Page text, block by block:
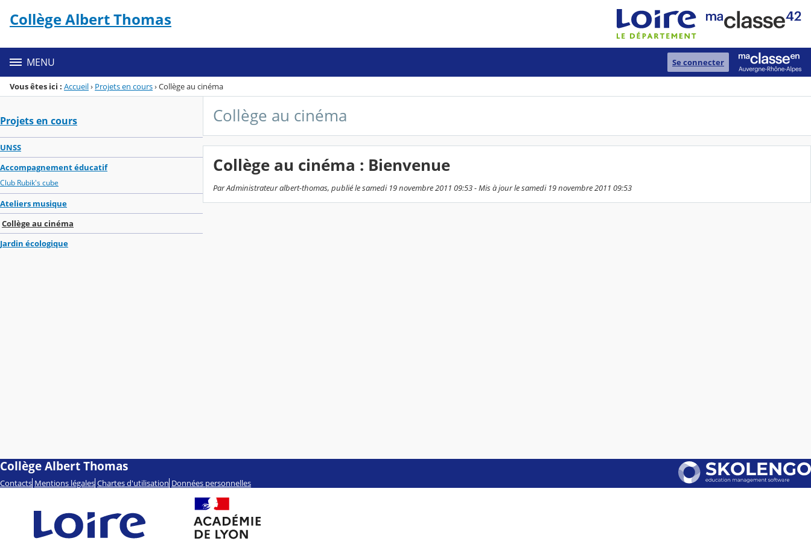
Menu de la rubrique
Contenu
Collège Albert Thomas
MENU Se connecter
Vous êtes ici : Accueil› Projets en cours›Collège au cinéma
Projets en cours
UNSS
Accompagnement éducatif
Club Rubik's cube
Ateliers musique
Collège au cinéma
Jardin écologique
Collège au cinéma
Collège au cinéma : Bienvenue
Par Administrateur albert-thomas, publié le samedi 19 novembre 2011 09:53 - Mis à jour le samedi 19 novembre 2011 09:53
Collège Albert Thomas
Contacts Mentions légales Chartes d'utilisation Données personnelles